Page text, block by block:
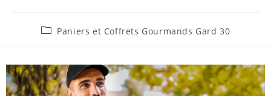
Paniers et Coffrets Gourmands Gard 30